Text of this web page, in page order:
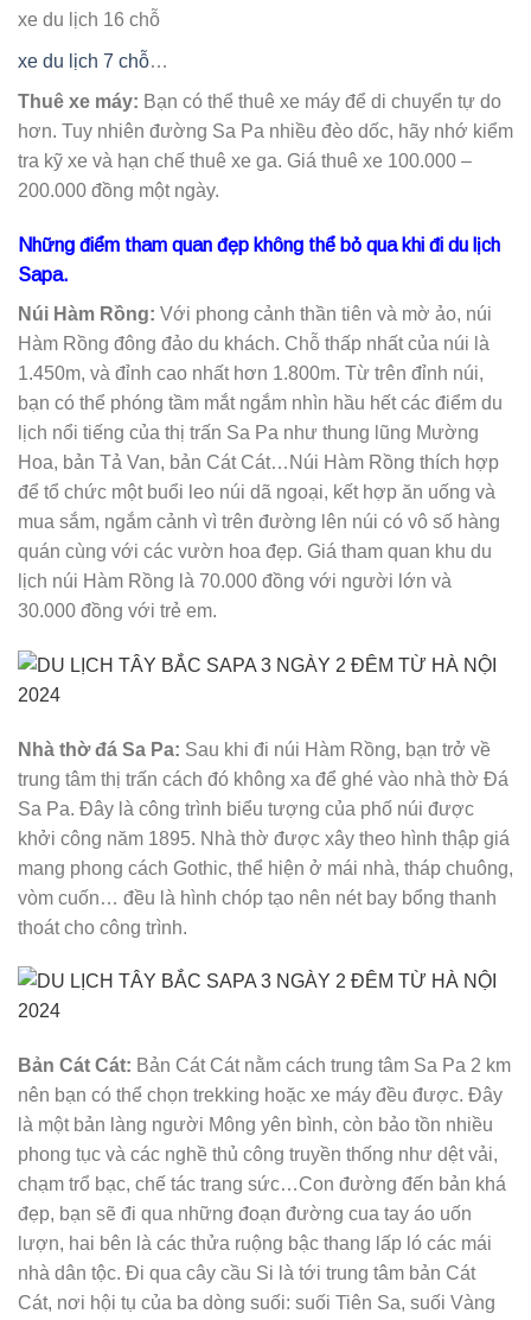
xe du lịch 16 chỗ
xe du lịch 7 chỗ…
Thuê xe máy: Bạn có thể thuê xe máy để di chuyển tự do
hơn. Tuy nhiên đường Sa Pa nhiều đèo dốc, hãy nhớ kiểm
tra kỹ xe và hạn chế thuê xe ga. Giá thuê xe 100.000 –
200.000 đồng một ngày.
Những điểm tham quan đẹp không thể bỏ qua khi đi du lịch
Sapa.
Núi Hàm Rồng: Với phong cảnh thần tiên và mờ ảo, núi
Hàm Rồng đông đảo du khách. Chỗ thấp nhất của núi là
1.450m, và đỉnh cao nhất hơn 1.800m. Từ trên đỉnh núi,
bạn có thể phóng tầm mắt ngắm nhìn hầu hết các điểm du
lịch nổi tiếng của thị trấn Sa Pa như thung lũng Mường
Hoa, bản Tả Van, bản Cát Cát…Núi Hàm Rồng thích hợp
để tổ chức một buổi leo núi dã ngoại, kết hợp ăn uống và
mua sắm, ngắm cảnh vì trên đường lên núi có vô số hàng
quán cùng với các vườn hoa đẹp. Giá tham quan khu du
lịch núi Hàm Rồng là 70.000 đồng với người lớn và
30.000 đồng với trẻ em.
Nhà thờ đá Sa Pa: Sau khi đi núi Hàm Rồng, bạn trở về
trung tâm thị trấn cách đó không xa để ghé vào nhà thờ Đá
Sa Pa. Đây là công trình biểu tượng của phố núi được
khởi công năm 1895. Nhà thờ được xây theo hình thập giá
mang phong cách Gothic, thể hiện ở mái nhà, tháp chuông,
vòm cuốn… đều là hình chóp tạo nên nét bay bổng thanh
thoát cho công trình.
Bản Cát Cát: Bản Cát Cát nằm cách trung tâm Sa Pa 2 km
nên bạn có thể chọn trekking hoặc xe máy đều được. Đây
là một bản làng người Mông yên bình, còn bảo tồn nhiều
phong tục và các nghề thủ công truyền thống như dệt vải,
chạm trổ bạc, chế tác trang sức…Con đường đến bản khá
đẹp, bạn sẽ đi qua những đoạn đường cua tay áo uốn
lượn, hai bên là các thửa ruộng bậc thang lấp ló các mái
nhà dân tộc. Đi qua cây cầu Si là tới trung tâm bản Cát
Cát, nơi hội tụ của ba dòng suối: suối Tiên Sa, suối Vàng